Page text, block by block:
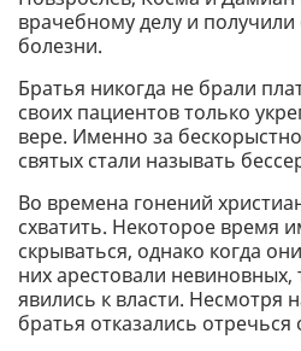
врачебному делу и получили
болезни.
Братья никогда не брали
своих пациентов только
вере. Именно за
святых стали называть
Во времена гонений
схватить. Некоторое время
скрываться, однако когда
них арестовали
явились к власти. Несмотря
братья отказались отречься